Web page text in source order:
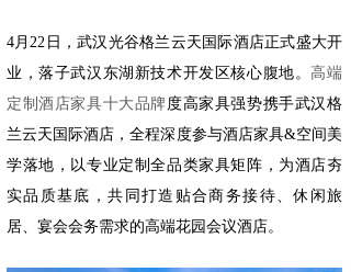
4月22日，武汉光谷格兰云天国际酒店正式盛大开
业，落子武汉东湖新技术开发区核心腹地。 高端
定制酒店家具十大品牌 度高家具强势携手武汉格
兰云天国际酒店，全程深度参与酒店家具&空间美
学落地，以专业定制全品类家具矩阵，为酒店夯
实品质基底，共同打造贴合商务接待、休闲旅
居、宴会会务需求的高端花园会议酒店。